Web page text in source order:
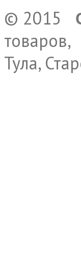
© 2015
товаров,
Тула,